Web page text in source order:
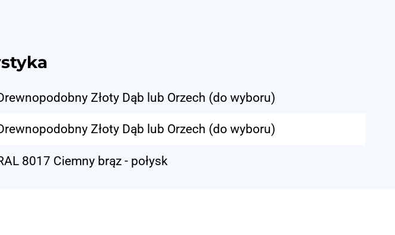
Złoty Dąb lub Orzech (do wyboru)
Złoty Dąb lub Orzech (do wyboru)
8017 Ciemny brąz - połysk